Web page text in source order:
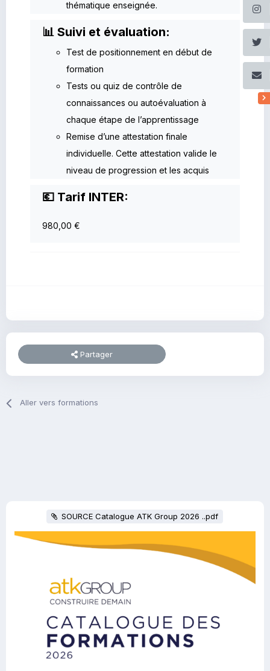
thématique enseignée.
📊 Suivi et évaluation:
Test de positionnement en début de
formation
Tests ou quiz de contrôle de
connaissances ou autoévaluation à
chaque étape de l’apprentissage
Remise d’une attestation finale
individuelle. Cette attestation valide le
niveau de progression et les acquis
💶 Tarif INTER:
980,00 €
Partager
Aller vers formations
SOURCE Catalogue ATK Group 2026 ..pdf